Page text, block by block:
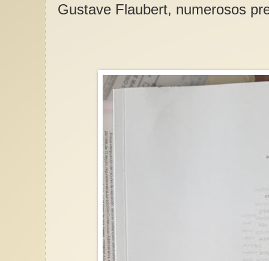
Gustave Flaubert, numerosos